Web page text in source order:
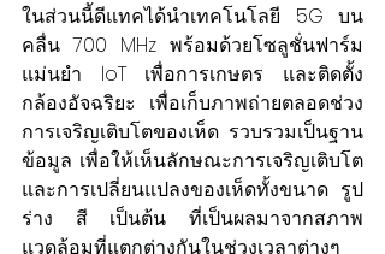
ในส่วนนี้ดีแทคได้นำเทคโนโลยี 5G บน
คลื่น 700 MHz พร้อมด้วยโซลูชั่นฟาร์ม
แม่นยำ IoT เพื่อการเกษตร และติดตั้ง
กล้องอัจฉริยะ เพื่อเก็บภาพถ่ายตลอดช่วง
การเจริญเติบโตของเห็ด รวบรวมเป็นฐาน
ข้อมูล เพื่อให้เห็นลักษณะการเจริญเติบโต
และการเปลี่ยนแปลงของเห็ดทั้งขนาด รูป
ร่าง สี เป็นต้น ที่เป็นผลมาจากสภาพ
แวดล้อมที่แตกต่างกันในช่วงเวลาต่างๆ